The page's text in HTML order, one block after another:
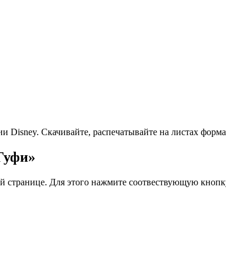
Скачивайте, распечатывайте на листах
странице. Для этого нажмите соотвествующую